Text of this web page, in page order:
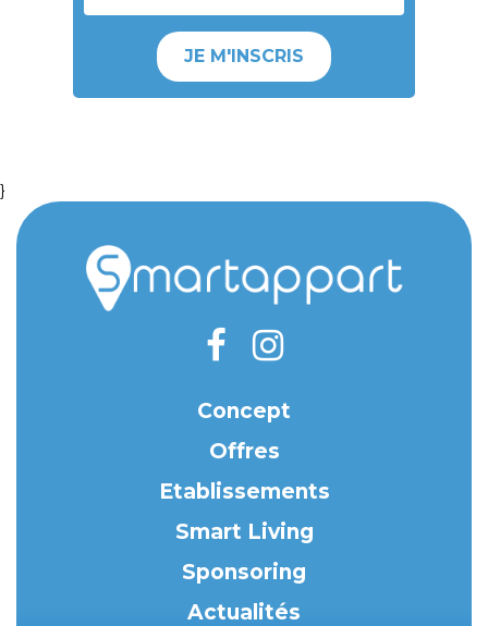
JE M'INSCRIS
}
Concept
Offres
Etablissements
Smart Living
Sponsoring
Actualités